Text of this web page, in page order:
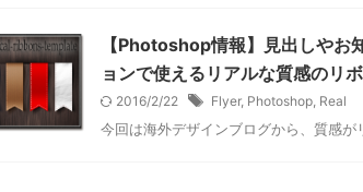
【Photoshop情報】見出しや
ョンで使えるリアルな質感のリ
2016/2/22 Flyer, Photoshop, Real
今回は海外デザインブログから、質感が